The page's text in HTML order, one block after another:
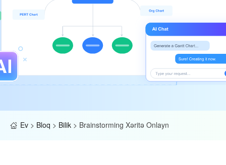
Ev > Bloq > Bilik > Brainstorming Xəritə Onlayn